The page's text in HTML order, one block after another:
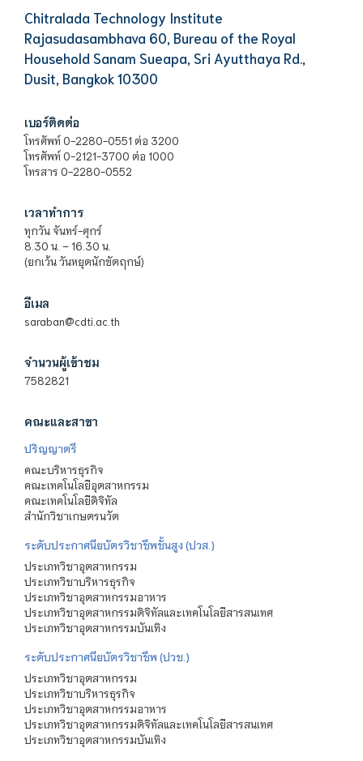
Chitralada Technology Institute
Rajasudasambhava 60, Bureau of the Royal
Household Sanam Sueapa, Sri Ayutthaya Rd.,
Dusit, Bangkok 10300
เบอร์ติดต่อ
โทรศัพท์ 0-2280-0551 ต่อ 3200
โทรศัพท์ 0-2121-3700 ต่อ 1000
โทรสาร 0-2280-0552
เวลาทำการ
ทุกวัน จันทร์-ศุกร์
8.30 น. – 16.30 น.
(ยกเว้น วันหยุดนักขัตฤกษ์)
อีเมล
saraban@cdti.ac.th
จำนวนผู้เข้าชม
7582821
คณะและสาขา
ปริญญาตรี
คณะบริหารธุรกิจ
คณะเทคโนโลยีอุตสาหกรรม
คณะเทคโนโลยีดิจิทัล
สำนักวิชาเกษตรนวัต
ระดับประกาศนียบัตรวิชาชีพชั้นสูง (ปวส.)
ประเภทวิชาอุตสาหกรรม
ประเภทวิชาบริหารธุรกิจ
ประเภทวิชาอุตสาหกรรมอาหาร
ประเภทวิชาอุตสาหกรรมดิจิทัลและเทคโนโลยีสารสนเทศ
ประเภทวิชาอุตสาหกรรมบันเทิง
ระดับประกาศนียบัตรวิชาชีพ (ปวช.)
ประเภทวิชาอุตสาหกรรม
ประเภทวิชาบริหารธุรกิจ
ประเภทวิชาอุตสาหกรรมอาหาร
ประเภทวิชาอุตสาหกรรมดิจิทัลและเทคโนโลยีสารสนเทศ
ประเภทวิชาอุตสาหกรรมบันเทิง